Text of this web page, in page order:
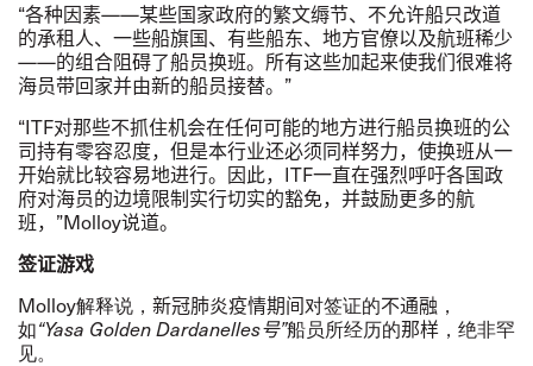
“各种因素——某些国家政府的繁文缛节、不允许船只改道
的承租人、一些船旗国、有些船东、地方官僚以及航班稀少
——的组合阻碍了船员换班。所有这些加起来使我们很难将
海员带回家并由新的船员接替。 ”
“ITF对那些不抓住机会在任何可能的地方进行船员换班的公
司持有零容忍度，但是本行业还必须同样努力，使换班从一
开始就比较容易地进行。因此， ITF一直在强烈呼吁各国政
府对海员的边境限制实行切实的豁免，并鼓励更多的航
班， ”Molloy说道。
签证游戏
Molloy解释说， 新冠肺炎疫情期间对签证的不通融 ，
如“Yasa Golden Dardanelles号”船员所经历的那样 ，绝非罕
见。